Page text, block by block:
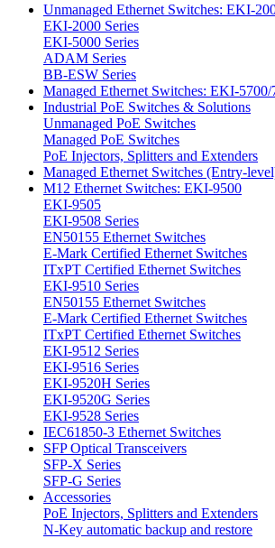
Unmanaged Ethernet Switches: EKI-
EKI-2000 Series
EKI-5000 Series
ADAM Series
BB-ESW Series
Managed Ethernet Switches: EKI-
Industrial PoE Switches & Solutions
Unmanaged PoE Switches
Managed PoE Switches
PoE Injectors, Splitters and Extenders
Managed Ethernet Switches (Entry-
M12 Ethernet Switches: EKI-9500
EKI-9505
EKI-9508 Series
EN50155 Ethernet Switches
E-Mark Certified Ethernet Switches
ITxPT Certified Ethernet Switches
EKI-9510 Series
EN50155 Ethernet Switches
E-Mark Certified Ethernet Switches
ITxPT Certified Ethernet Switches
EKI-9512 Series
EKI-9516 Series
EKI-9520H Series
EKI-9520G Series
EKI-9528 Series
IEC61850-3 Ethernet Switches
SFP Optical Transceivers
SFP-X Series
SFP-G Series
Accessories
PoE Injectors, Splitters and Extenders
N-Key automatic backup and restore